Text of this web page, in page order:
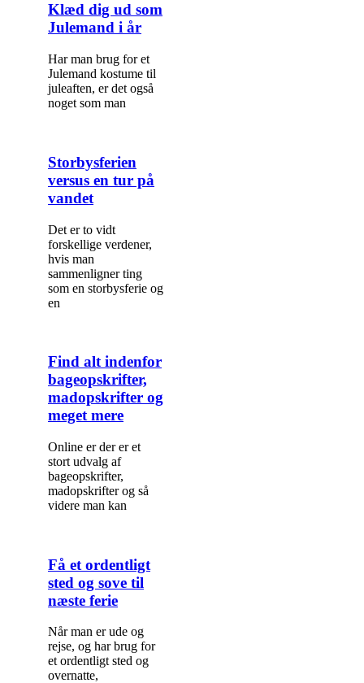
Klæd dig ud som
Julemand i år
Har man brug for et
Julemand kostume til
juleaften, er det også
noget som man
Storbysferien
versus en tur på
vandet
Det er to vidt
forskellige verdener,
hvis man
sammenligner ting
som en storbysferie og
en
Find alt indenfor
bageopskrifter,
madopskrifter og
meget mere
Online er der er et
stort udvalg af
bageopskrifter,
madopskrifter og så
videre man kan
Få et ordentligt
sted og sove til
næste ferie
Når man er ude og
rejse, og har brug for
et ordentligt sted og
overnatte,